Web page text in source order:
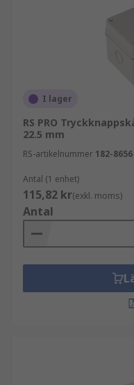
Brett
och
I lager
RS PRO
22.5 mm
RS-artikelnummer 182-8656
Antal (1 enhet)
115,82 kr(exkl. moms)
Antal